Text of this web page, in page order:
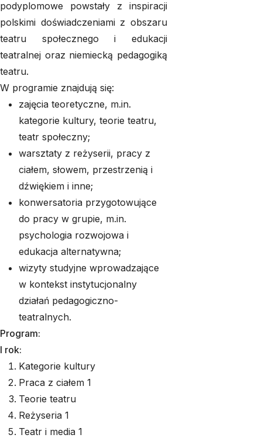
podyplomowe powstały z inspiracji
polskimi doświadczeniami z obszaru
teatru społecznego i edukacji
teatralnej oraz niemiecką pedagogiką
teatru.
W programie znajdują się:
zajęcia teoretyczne, m.in.
kategorie kultury, teorie teatru,
teatr społeczny;
warsztaty z reżyserii, pracy z
ciałem, słowem, przestrzenią i
dźwiękiem i inne;
konwersatoria przygotowujące
do pracy w grupie, m.in.
psychologia rozwojowa i
edukacja alternatywna;
wizyty studyjne wprowadzające
w kontekst instytucjonalny
działań pedagogiczno-
teatralnych.
Program:
I rok:
Kategorie kultury
Praca z ciałem 1
Teorie teatru
Reżyseria 1
Teatr i media 1